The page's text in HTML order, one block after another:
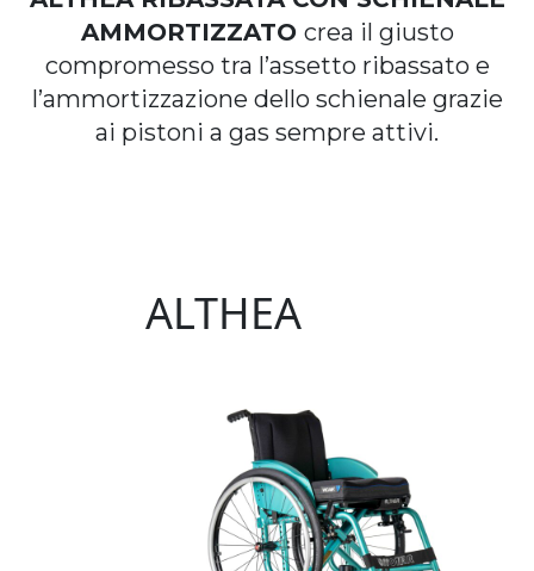
AMMORTIZZATO crea il giusto
compromesso tra l’assetto ribassato e
l’ammortizzazione dello schienale grazie
ai pistoni a gas sempre attivi.
ALTHEA